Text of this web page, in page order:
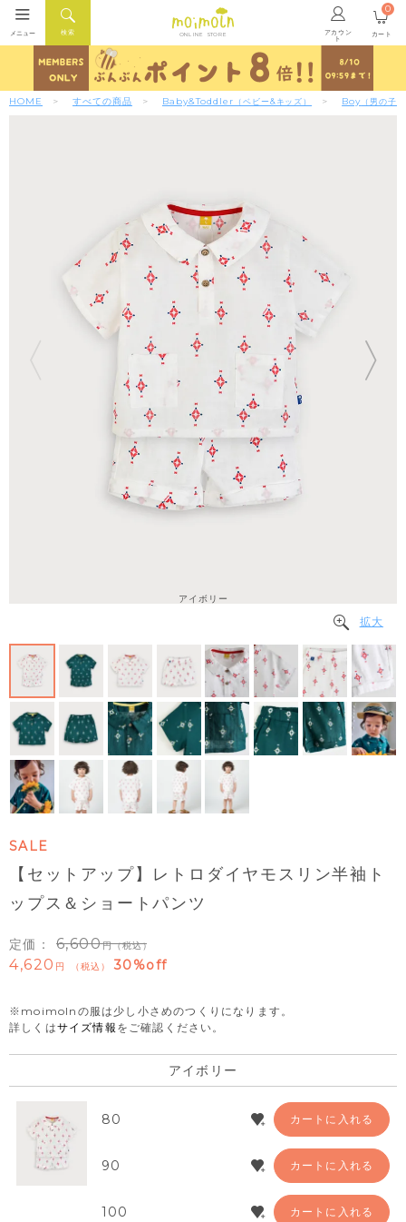
ONLINE STORE アカウン
ト
検索
メニュー カート
0
HOME すべての商品 Baby&Toddler （ベビー&キッズ） Boy （男の子）
アイボリー
拡大
SALE
【セットアップ】レトロダイヤモスリン半袖ト
ップス＆ショートパンツ
定価： 6,600 （税込）
4,620 税込 30%off
※moimolnの服は少し小さめのつくりになります。
詳しくはサイズ情報 をご確認ください。
アイボリー
80 カートに入れる
90 カートに入れる
100 カートに入れる